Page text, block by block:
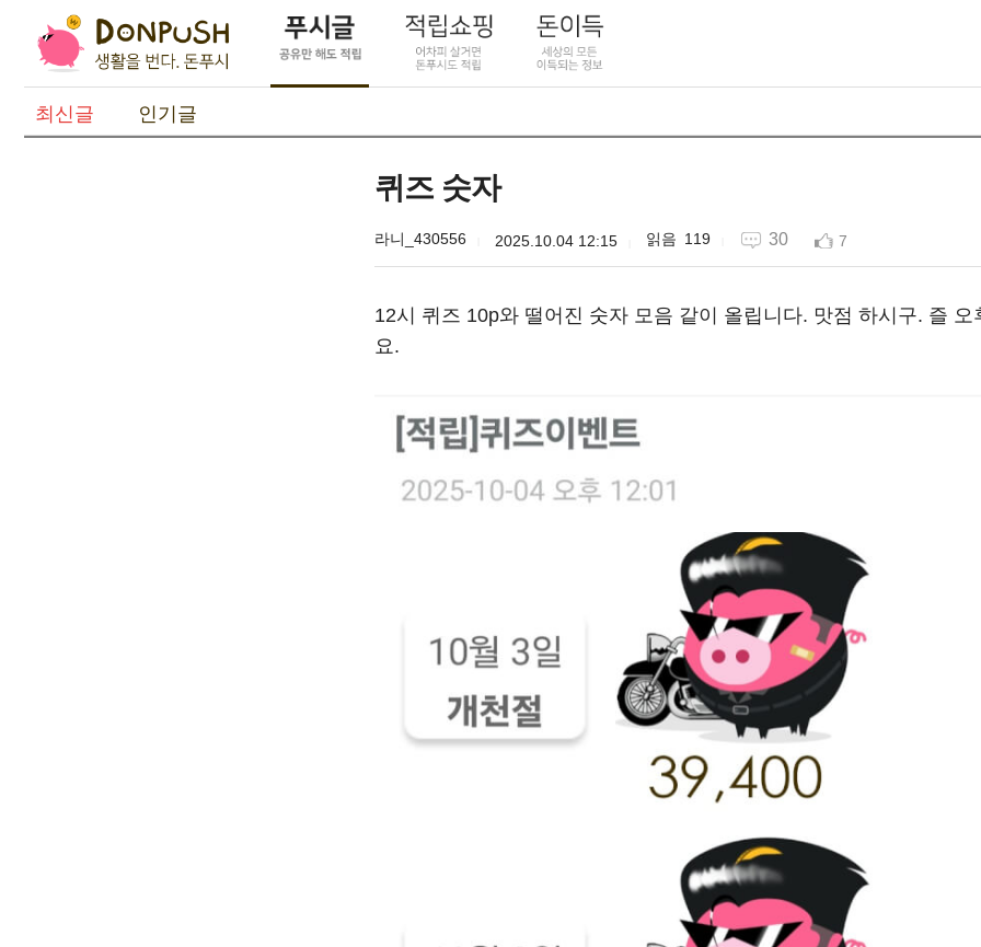
최신글 인기글
퀴즈 숫자
라니_430556 2025.10.04 12:15 119 30 7
12시 퀴즈 10p와 떨어진 숫자 모음 같이 올립니다. 맛점 하시구. 즐 오
요.